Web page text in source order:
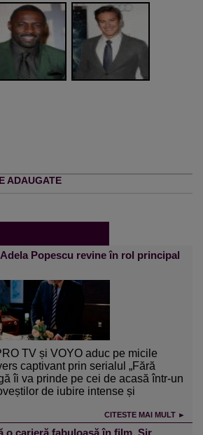
ADAUGATE
Popescu revine în rol principal
TV și VOYO aduc pe micile
captivant prin serialul „Fără
îi va prinde pe cei de acasă într-un
de iubire intense și
CITESTE MAI MULT ►
o carieră fabuloasă în film, Sir